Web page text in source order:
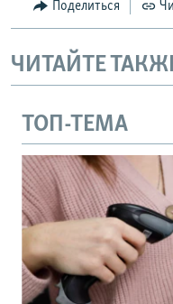
Поделиться
ЧИТАЙТЕ
ТОП-ТЕМА